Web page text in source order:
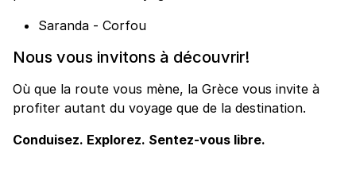
Saranda - Corfou
Nous vous invitons à découvrir!
Où que la route vous mène, la Grèce vous invite à
profiter autant du voyage que de la destination.
Conduisez. Explorez. Sentez-vous libre.